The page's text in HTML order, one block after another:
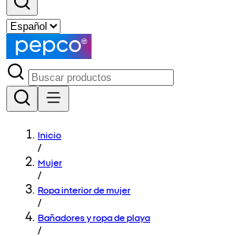
Inicio
/
Mujer
/
Ropa interior de mujer
/
Bañadores y ropa de playa
/